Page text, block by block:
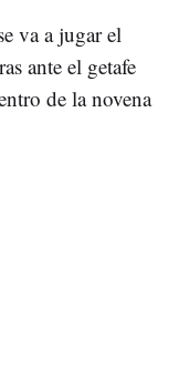
va a jugar el
ante el getafe
de la novena